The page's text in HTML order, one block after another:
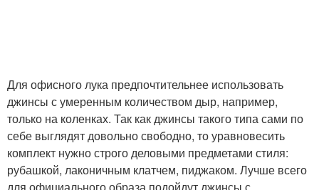
Для офисного лука предпочтительнее использовать
джинсы с умеренным количеством дыр, например,
только на коленках. Так как джинсы такого типа сами по
себе выглядят довольно свободно, то уравновесить
комплект нужно строго деловыми предметами стиля:
рубашкой, лаконичным клатчем, пиджаком. Лучше всего